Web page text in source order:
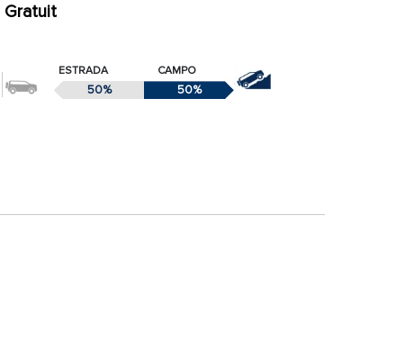
Gratuit
ESTRADA CAMPO
50% 50%